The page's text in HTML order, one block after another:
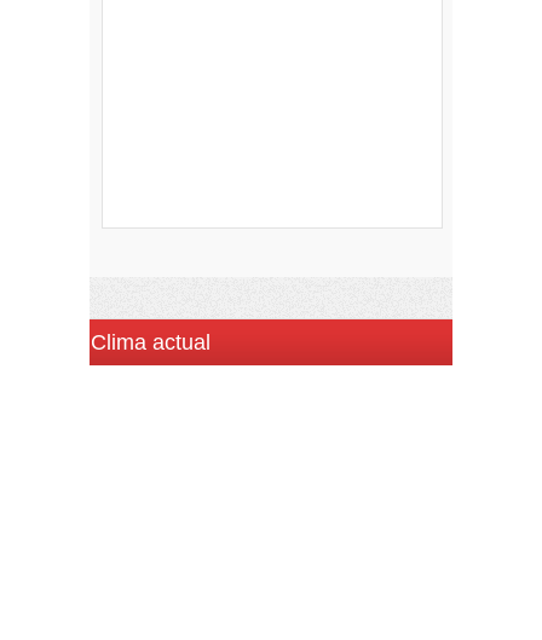
Clima actual